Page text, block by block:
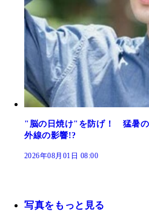
"脳の日焼け"を防げ！ 猛暑の
外線の影響!?
2026年08月01日 08:00
写真をもっと見る